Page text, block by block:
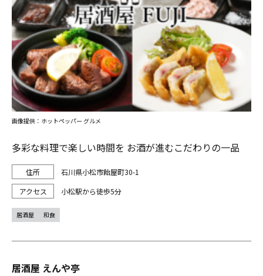
多彩な料理で楽しい時間を お酒が進むこだわりの一品
石川県小松市飴屋町30-1
小松駅から徒歩5分
画像提供：ホットペッパー グルメ
居酒屋 和食
居酒屋 えんや亭